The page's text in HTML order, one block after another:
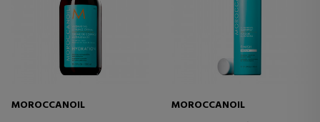
MOROCCANOIL
MOROCCANOIL